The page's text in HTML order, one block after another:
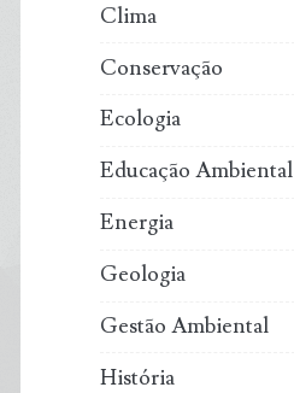
Clima
Conservação
Ecologia
Educação Ambiental
Energia
Geologia
Gestão Ambiental
História